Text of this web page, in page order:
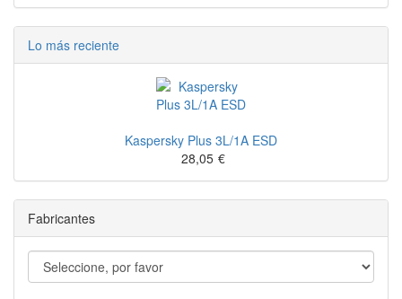
Lo más reciente
Kaspersky Plus 3L/1A ESD
28,05 €
Fabricantes